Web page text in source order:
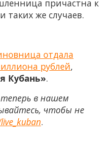
причастна к
же случаев.
отдала
рублей,
Кубань».
в нашем
чтобы не
.